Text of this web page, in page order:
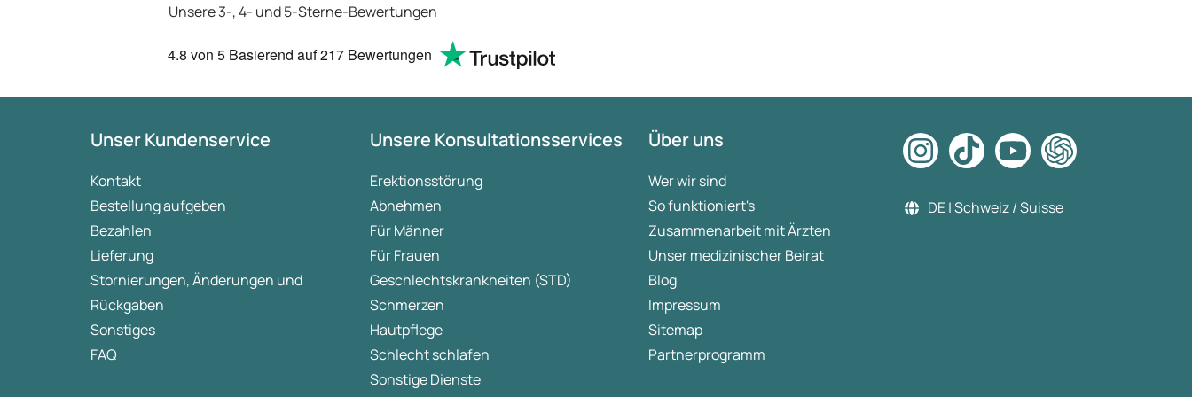
Unsere 3-, 4- und 5-Sterne-Bewertungen
4.8 von 5 Basierend auf217 Bewertungen
Unser Kundenservice
Kontakt
Bestellung aufgeben
Bezahlen
Lieferung
Stornierungen, Änderungen und
Rückgaben
Sonstiges
FAQ
Unsere Konsultationsservices
Erektionsstörung
Abnehmen
Für Männer
Für Frauen
Geschlechtskrankheiten (STD)
Schmerzen
Hautpflege
Schlecht schlafen
Sonstige Dienste
Über uns
Wer wir sind
So funktioniert's
Zusammenarbeit mit Ärzten
Unser medizinischer Beirat
Blog
Impressum
Sitemap
Partnerprogramm
DE | Schweiz / Suisse